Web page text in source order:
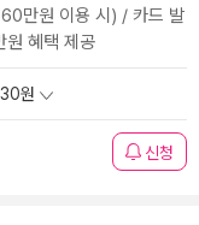
만원 이용 시) / 카드 발
원 혜택 제공
원
신청